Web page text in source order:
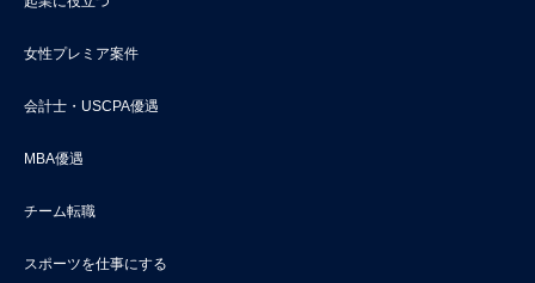
女性プレミア案件
会計士・USCPA優遇
MBA優遇
チーム転職
スポーツを仕事にする